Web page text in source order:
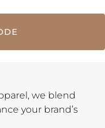
we blend
your brand’s